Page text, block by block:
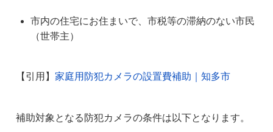
市内の住宅にお住まいで、市税等の滞納のない市民
（世帯主）
【引用】家庭用防犯カメラの設置費補助｜知多市
補助対象となる防犯カメラの条件は以下となります。